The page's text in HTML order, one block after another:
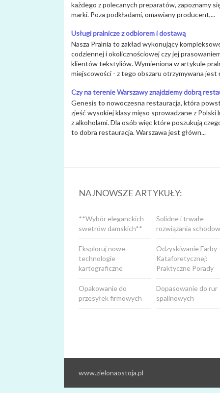
każdego z polecanych preparatów, zapoznamy
marki. Poza podkładami, omawiany producent,...
Usługi pralnicze z odbiorem i dostawą
Nasza Pralnia to zakład wykonujący
codziennej i okolicznościowej czy jej
klientów tekstyliów. Wymieniona w artykule
miejscowości - z tego obszaru otrzymywana jest
Czy na terenie Warszawy znajdziemy dobrą
Genesis to nowoczesna restauracja, która
zjeść wysokiej klasy mięso sprowadzane z
z alkoholami. Dla osób więc które poszukują
to dobra restauracja. Warszawa jest główn...
NAJNOWSZE ARTYKUŁY:
Solidne i trwałe
rozwiązania
**Wybór eleganckich
swetrów damskich**
Odzyskiwanie Farby
Kataforetycznej:
Praktyczne Porady
Eksploruj nowe
technologie
kartograficzne
Dopasowanie do rur
spalinowych
Opakowanie do
przesyłek firmowych
www.zielonaostoja.pl